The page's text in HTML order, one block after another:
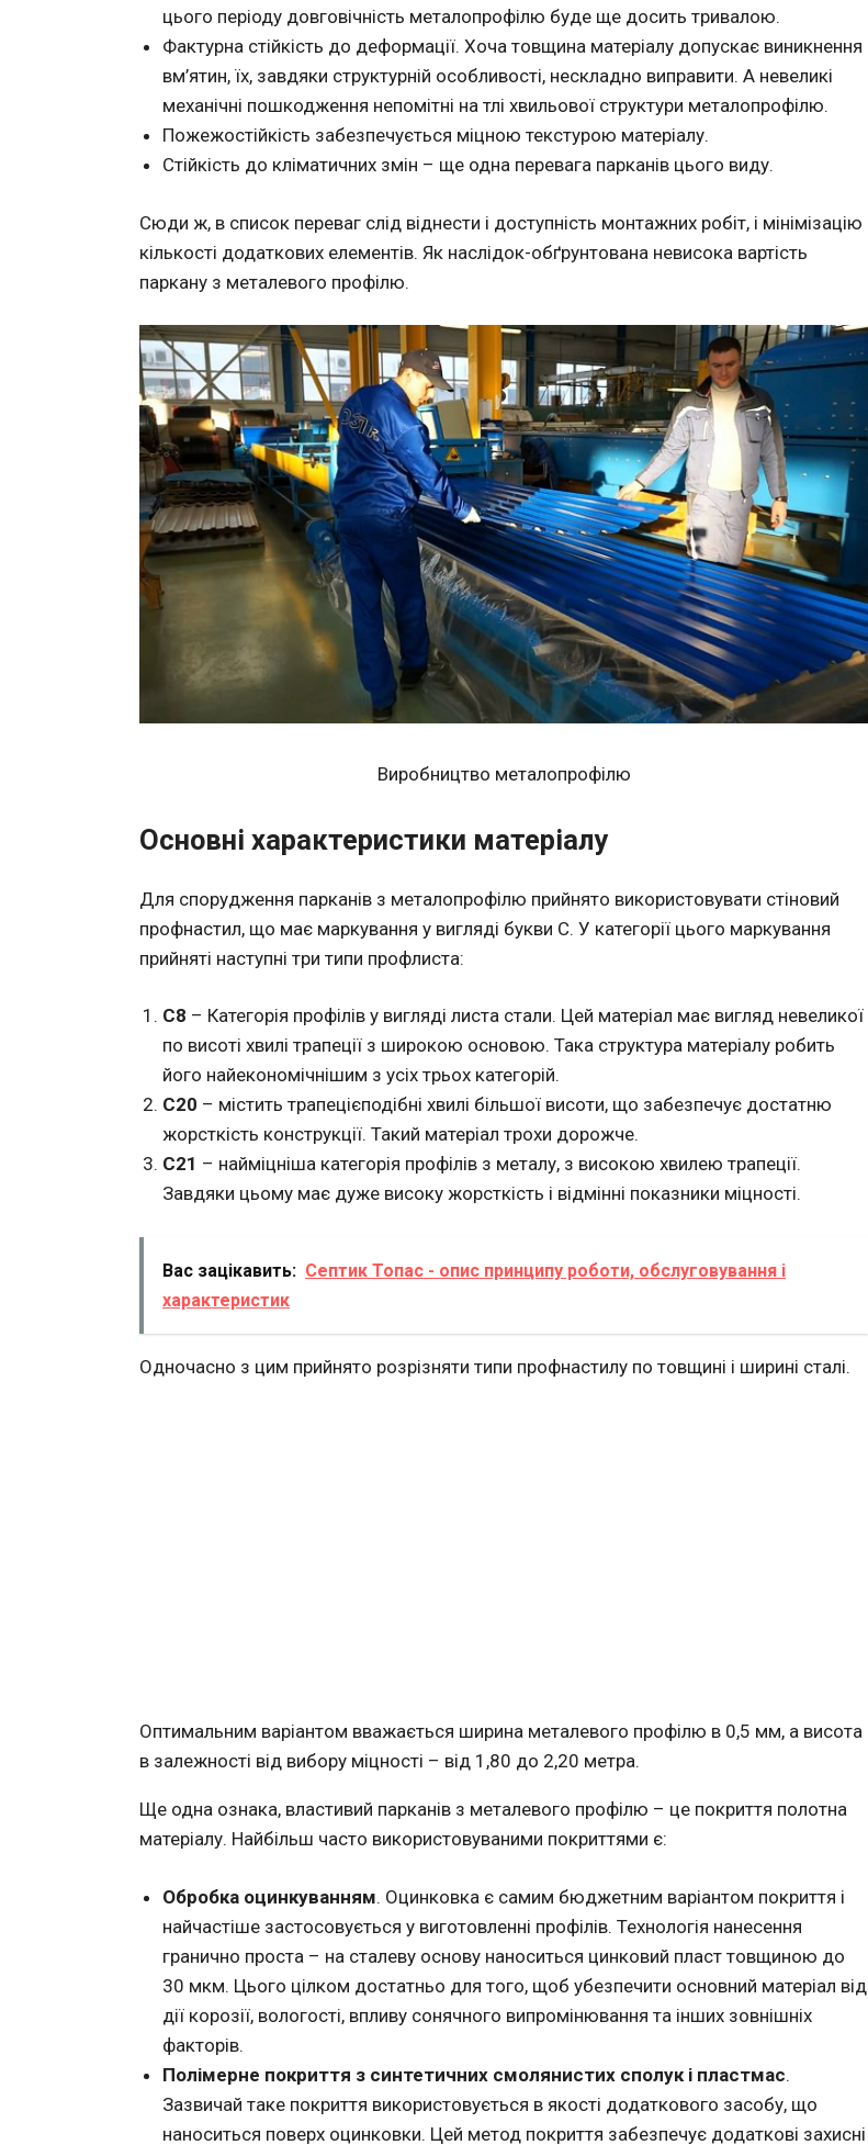
цього періоду довговічність металопрофілю буде ще досить тривалою.
Фактурна стійкість до деформації. Хоча товщина матеріалу допускає виникнення
вм’ятин, їх, завдяки структурній особливості, нескладно виправити. А невеликі
механічні пошкодження непомітні на тлі хвильової структури металопрофілю.
Пожежостійкість забезпечується міцною текстурою матеріалу.
Стійкість до кліматичних змін – ще одна перевага парканів цього виду.
Сюди ж, в список переваг слід віднести і доступність монтажних робіт, і мінімізацію
кількості додаткових елементів. Як наслідок-обґрунтована невисока вартість
паркану з металевого профілю.
Виробництво металопрофілю
Основні характеристики матеріалу
Для спорудження парканів з металопрофілю прийнято використовувати стіновий
профнастил, що має маркування у вигляді букви С. У категорії цього маркування
прийняті наступні три типи профлиста:
С8 – Категорія профілів у вигляді листа стали. Цей матеріал має вигляд невеликої
по висоті хвилі трапеції з широкою основою. Така структура матеріалу робить
його найекономічнішим з усіх трьох категорій.
С20 – містить трапецієподібні хвилі більшої висоти, що забезпечує достатню
жорсткість конструкції. Такий матеріал трохи дорожче.
С21 – найміцніша категорія профілів з металу, з високою хвилею трапеції.
Завдяки цьому має дуже високу жорсткість і відмінні показники міцності.
Вас зацікавить: Септик Топас - опис принципу роботи, обслуговування і
характеристик
Одночасно з цим прийнято розрізняти типи профнастилу по товщині і ширині сталі.
Оптимальним варіантом вважається ширина металевого профілю в 0,5 мм, а висота
в залежності від вибору міцності – від 1,80 до 2,20 метра.
Ще одна ознака, властивий парканів з металевого профілю – це покриття полотна
матеріалу. Найбільш часто використовуваними покриттями є:
Обробка оцинкуванням. Оцинковка є самим бюджетним варіантом покриття і
найчастіше застосовується у виготовленні профілів. Технологія нанесення
гранично проста – на сталеву основу наноситься цинковий пласт товщиною до
30 мкм. Цього цілком достатньо для того, щоб убезпечити основний матеріал від
дії корозії, вологості, впливу сонячного випромінювання та інших зовнішніх
факторів.
Полімерне покриття з синтетичних смолянистих сполук і пластмас.
Зазвичай таке покриття використовується в якості додаткового засобу, що
наноситься поверх оцинковки. Цей метод покриття забезпечує додаткові захисні